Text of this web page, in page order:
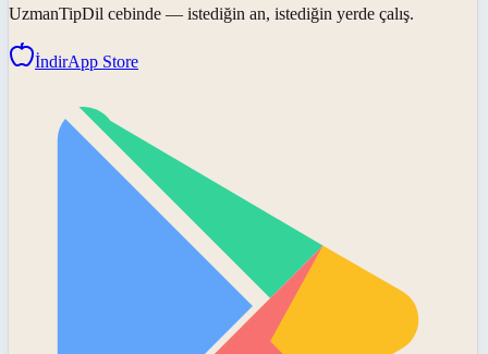
UzmanTipDil cebinde — istediğin an, istediğin yerde çalış.
İndirApp Store